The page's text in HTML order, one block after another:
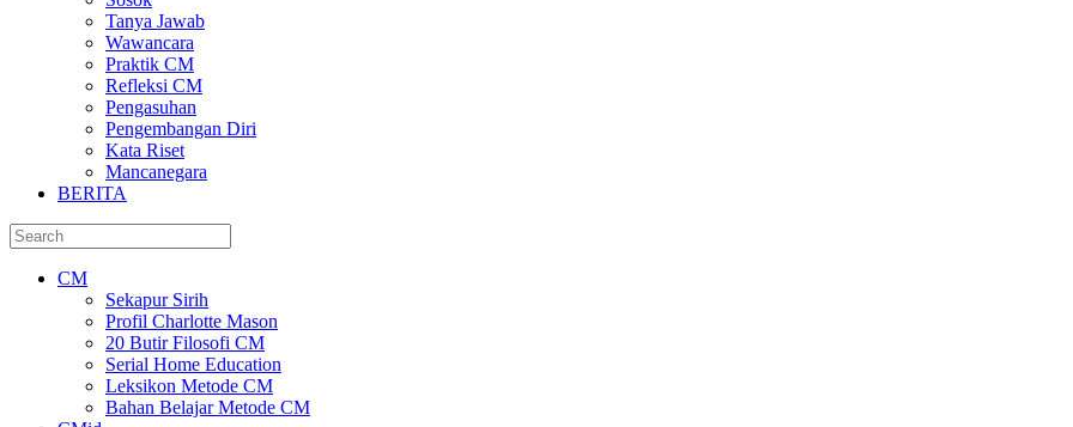
Tanya Jawab
Wawancara
Praktik CM
Refleksi CM
Pengasuhan
Pengembangan Diri
Kata Riset
Mancanegara
BERITA
CM
Sekapur Sirih
Profil Charlotte Mason
20 Butir Filosofi CM
Serial Home Education
Leksikon Metode CM
Bahan Belajar Metode CM